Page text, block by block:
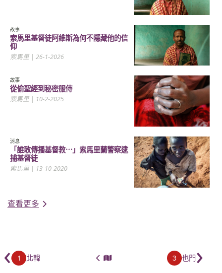
故事
索馬里基督徒阿維斯為何不隱藏他的信
仰
索馬里 | 26-1-2026
故事
從偷聖經到秘密服侍
索馬里 | 10-2-2025
消息
「誰敢傳播基督教⋯」索馬里蘭警察逮
捕基督徒
索馬里 | 13-10-2020
查看更多
‹ 1 北韓 3 也門›